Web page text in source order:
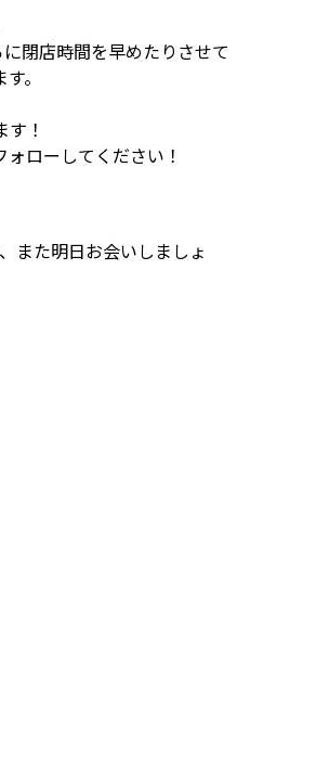
閉店時間を早めたりさせて
。
！
ローしてください！
た明日お会いしましょ